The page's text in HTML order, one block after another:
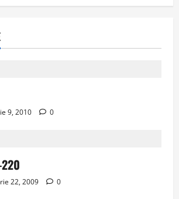
9, 2010 0
22, 2009 0